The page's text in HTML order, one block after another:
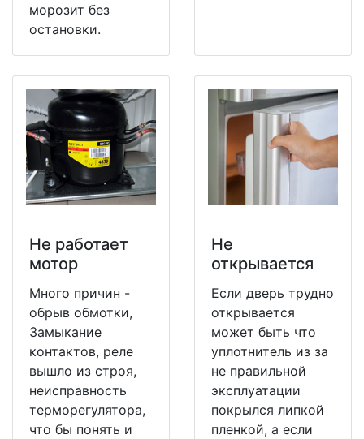
морозит без
остановки.
Не работает
мотор
Много причин -
обрыв обмотки,
Замыкание
контактов, реле
вышло из строя,
неисправность
терморегулятора,
что бы понять и
Не
открывается
Если дверь трудно
открывается
может быть что
уплотнитель из за
не правильной
эксплуатации
покрылся липкой
пленкой, а если